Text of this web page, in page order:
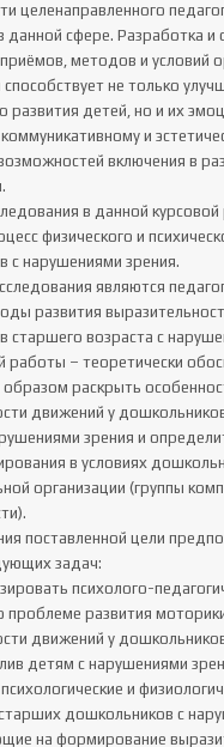
целенаправленного
данной сфере. Разработка и
методов и условий
не только
развития детей, но и их
и
включения в
в данной курсовой
физического и
с нарушениями зрения.
являются
развития
старшего возраста с
работы – теоретически
образом раскрыть
движений у
зрения и
в условиях
организации (группы
поставленной цели
задач:
проблеме развития
движений у
детям с нарушениями
дошкольников с
на формирование